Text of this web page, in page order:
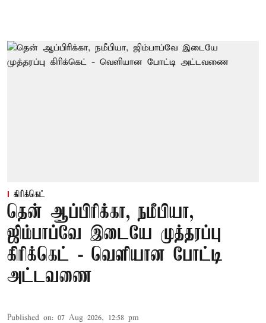
கிரிக்கெட்
தென் ஆப்பிரிக்கா, நமீபியா,
ஜிம்பாப்வே இடையே முத்தரப்பு
கிரிக்கெட் - வெளியான போட்டி
அட்டவணை
Published on: 07 Aug 2026, 12:58 pm